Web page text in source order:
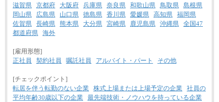
滋賀県
京都府 大阪府 兵庫県 奈良県 和歌山県 鳥取県
島根県
岡山県
広島県 山口県 徳島県 香川県 愛媛県 高知県
福岡県
佐賀県
長崎県 熊本県 大分県 宮崎県 鹿児島県 沖縄県
全国47
都道府県
海外
[雇用形態]
正社員
契約社員 嘱託社員 アルバイト・パート その他
[チェックポイント]
転居を伴う転勤のない企業 株式上場または上場予定の企業 社員の
平均年齢30歳以下の企業 最先端技術・ノウハウを持っている企業